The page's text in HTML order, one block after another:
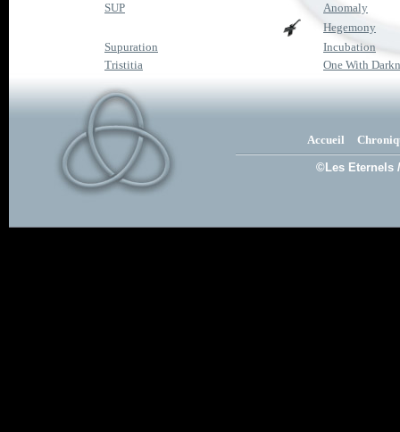
SUP
Anomaly
Hegemony
Supuration
Incubation
Tristitia
One With
Accueil
©Les Eternels